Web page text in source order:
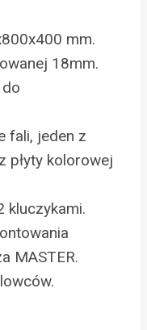
mm.
18mm.
fali, jeden z
płyty kolorowej
kluczykami.
MASTER.